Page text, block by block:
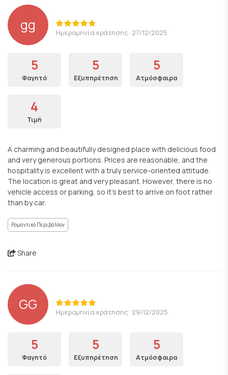
gg Ημερομηνία κράτησης: 27/12/2025
5
Φαγητό
5
Εξυπηρέτηση
5
Ατμόσφαιρα
4
Τιμή
A charming and beautifully designed place with delicious food
and very generous portions. Prices are reasonable, and the
hospitality is excellent with a truly service-oriented attitude.
The location is great and very pleasant. However, there is no
vehicle access or parking, so it’s best to arrive on foot rather
than by car.
Ρομαντικό Περιβάλλον
Share
GG Ημερομηνία κράτησης: 29/12/2025
5
Φαγητό
5
Εξυπηρέτηση
5
Ατμόσφαιρα